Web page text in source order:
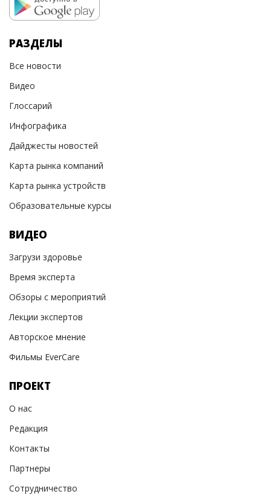
РАЗДЕЛЫ
Все новости
Видео
Глоссарий
Инфографика
Дайджесты новостей
Карта рынка компаний
Карта рынка устройств
Образовательные курсы
ВИДЕО
Загрузи здоровье
Время эксперта
Обзоры с мероприятий
Лекции экспертов
Авторское мнение
Фильмы EverCare
ПРОЕКТ
О нас
Редакция
Контакты
Партнеры
Сотрудничество